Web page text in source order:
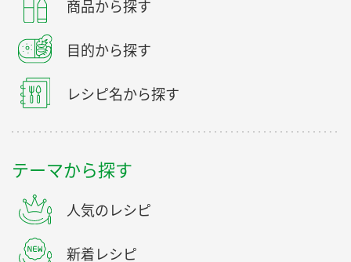
商品から探す
目的から探す
レシピ名から探す
テーマから探す
人気のレシピ
新着レシピ